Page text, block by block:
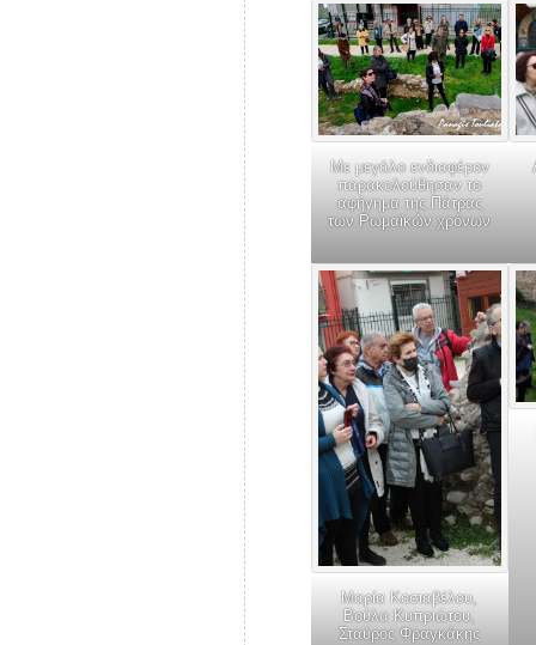
Με μεγάλο ενδιαφέρον
παρακολούθησαν το
αφήγημα της Πάτρας
των Ρωμαϊκών χρόνων
Μαρία Κοσιαβέλου,
Βούλα Κυπριώτου,
Σταύρος Φραγκάκης